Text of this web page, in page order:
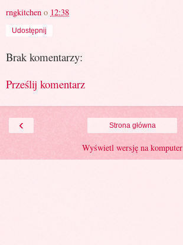
rngkitchen o 12:38
Udostępnij
Brak komentarzy:
Prześlij komentarz
‹ Strona główna
Wyświetl wersję na komputer